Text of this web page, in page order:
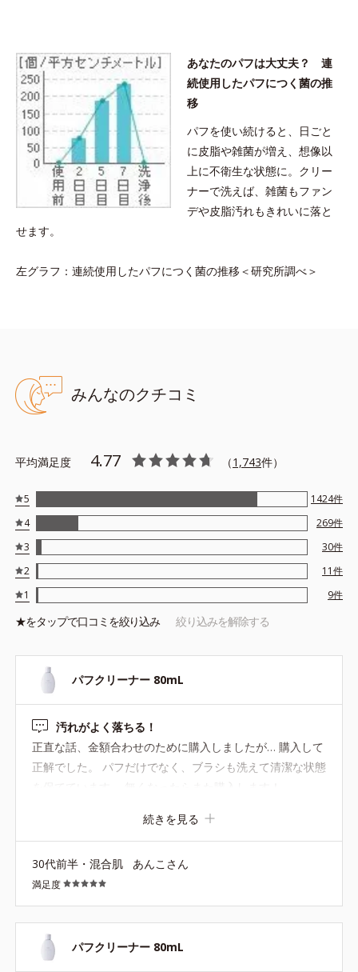
あなたのパフは大丈夫？ 連
続使用したパフにつく菌の推
移
パフを使い続けると、日ごと
に皮脂や雑菌が増え、想像以
上に不衛生な状態に。クリー
ナーで洗えば、雑菌もファン
デや皮脂汚れもきれいに落と
せます。
左グラフ：連続使用したパフにつく菌の推移＜研究所調べ＞
みんなのクチコミ
平均満足度 4.77 （1,743件）
5 1424件
4
269件
3
30件
2
11件
1
9件
★をタップで口コミを絞り込み 絞り込みを解除する
パフクリーナー 80mL
汚れがよく落ちる！
正直な話、金額合わせのために購入しましたが… 購入して
正解でした。 パフだけでなく、ブラシも洗えて清潔な状態
続きを見る
30代前半・混合肌 あんこさん
満足度
パフクリーナー 80mL